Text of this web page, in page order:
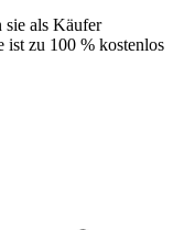
sie als Käufer
ist zu 100 % kostenlos